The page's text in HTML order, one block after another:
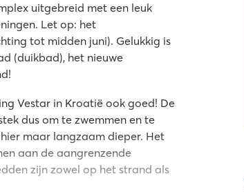
uitgebreid met een leuk
Let op: het
tot midden juni). Gelukkig is
(duikbad), het nieuwe
Vestar in Kroatië ook goed! De
dus om te zwemmen en te
maar langzaam dieper. Het
aan de aangrenzende
zijn zowel op het strand als